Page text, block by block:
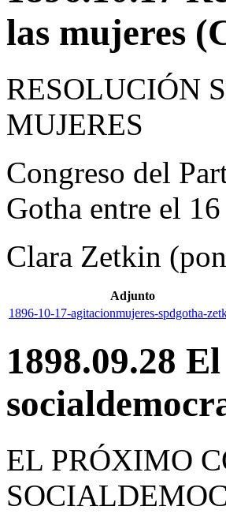
las mujeres
RESOLUCIÓN
MUJERES
Congreso del
Gotha entre el
Clara Zetkin
Adjunto
1896-10-17-agitacionmujeres-spdgotha-
1898.09.28
EL PRÓXIMO